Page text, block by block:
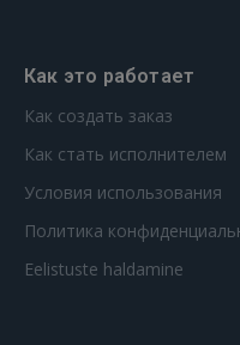
Как это работает
Как создать заказ
Как стать исполнителем
Условия использования
Политика
Eelistuste haldamine